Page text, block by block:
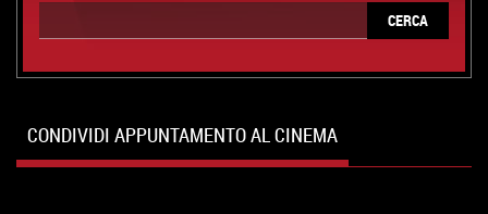
CERCA
CONDIVIDI APPUNTAMENTO AL CINEMA